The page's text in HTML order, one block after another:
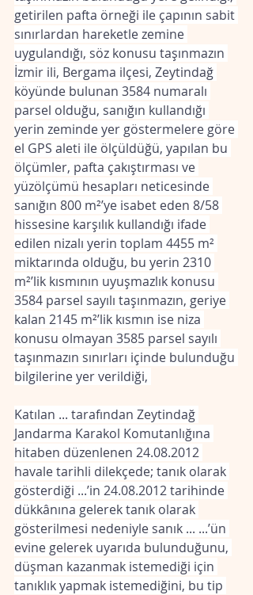
getirilen pafta örneği ile çapının sabit
sınırlardan hareketle zemine
uygulandığı, söz konusu taşınmazın
İzmir ili, Bergama ilçesi, Zeytindağ
köyünde bulunan 3584 numaralı
parsel olduğu, sanığın kullandığı
yerin zeminde yer göstermelere göre
el GPS aleti ile ölçüldüğü, yapılan bu
ölçümler, pafta çakıştırması ve
yüzölçümü hesapları neticesinde
sanığın 800 m²’ye isabet eden 8/58
hissesine karşılık kullandığı ifade
edilen nizalı yerin toplam 4455 m²
miktarında olduğu, bu yerin 2310
m²’lik kısmının uyuşmazlık konusu
3584 parsel sayılı taşınmazın, geriye
kalan 2145 m²’lik kısmın ise niza
konusu olmayan 3585 parsel sayılı
taşınmazın sınırları içinde bulunduğu
bilgilerine yer verildiği,
Katılan ... tarafından Zeytindağ
Jandarma Karakol Komutanlığına
hitaben düzenlenen 24.08.2012
havale tarihli dilekçede; tanık olarak
gösterdiği ...’in 24.08.2012 tarihinde
dükkânına gelerek tanık olarak
gösterilmesi nedeniyle sanık ... ...’ün
evine gelerek uyarıda bulunduğunu,
düşman kazanmak istemediği için
tanıklık yapmak istemediğini, bu tip